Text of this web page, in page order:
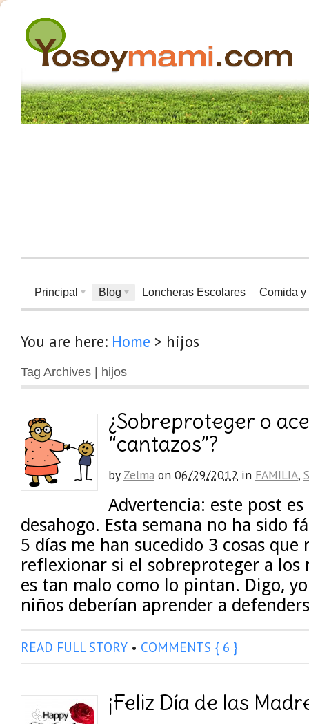
Principal Blog Loncheras Escolares Comida y
You are here: Home > hijos
Tag Archives | hijos
¿Sobreproteger o
“cantazos”?
by Zelma on 06/29/2012 in FAMILIA,
Advertencia: este post
desahogo. Esta semana no ha sido
5 días me han sucedido 3 cosas que
reflexionar si el sobreproteger a los
es tan malo como lo pintan. Digo,
niños deberían aprender a
READ FULL STORY • COMMENTS { 6 }
¡Feliz Día de las